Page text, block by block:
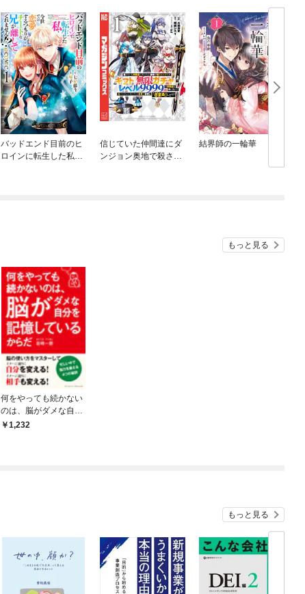
バッドエンド目前のヒ
ロインに転生した私、
信じていた仲間達にダ
ンジョン奥地で殺され
結界師の一輪華
もっと見る
何をやっても続かない
のは、脳がダメな自分
を記憶しているからだ
1,232
もっと見る